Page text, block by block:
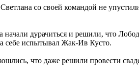
со своей командой не
начали дурачиться и решили, что
себе испытывал Жак-Ив Кусто.
что даже решили провести